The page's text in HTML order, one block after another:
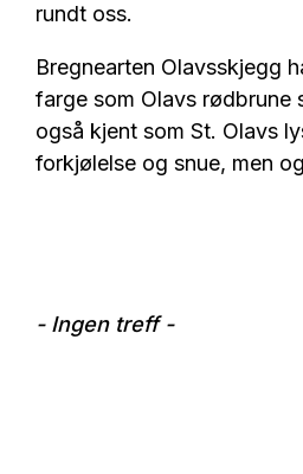
rundt oss.
Bregnearten Olavsskjegg
farge som Olavs rødbrune
også kjent som St. Olavs
forkjølelse og snue, men
- Ingen treff -